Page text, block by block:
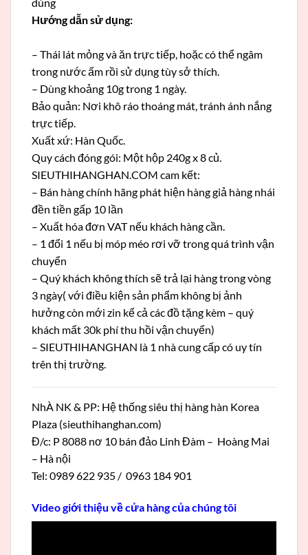
Hướng dẫn sử dụng:
– Thái lát mỏng và ăn trực tiếp, hoặc có thể ngâm
trong nước ấm rồi sử dụng tùy sở thích.
– Dùng khoảng 10g trong 1 ngày.
Bảo quản: Nơi khô ráo thoáng mát, tránh ánh nắng
trực tiếp.
Xuất xứ: Hàn Quốc.
Quy cách đóng gói: Một hộp 240g x 8 củ.
SIEUTHIHANGHAN.COM cam kết:
– Bán hàng chính hãng phát hiện hàng giả hàng nhái
đền tiền gấp 10 lần
– Xuất hóa đơn VAT nếu khách hàng cần.
– 1 đổi 1 nếu bị móp méo rơi vỡ trong quá trình vận
chuyển
– Quý khách không thích sẽ trả lại hàng trong vòng
3 ngày( với điều kiện sản phẩm không bị ảnh
hưởng còn mới zin kể cả các đồ tặng kèm – quý
khách mất 30k phí thu hồi vận chuyển)
– SIEUTHIHANGHAN là 1 nhà cung cấp có uy tín
trên thị trường.
NhÀ NK & PP: Hệ thống siêu thị hàng hàn Korea
Plaza (sieuthihanghan.com)
Đ/c: P 8088 nơ 10 bán đảo Linh Đàm – Hoàng Mai
– Hà nội
Tel: 0989 622 935 / 0963 184 901
Video giới thiệu về cửa hàng của chúng tôi